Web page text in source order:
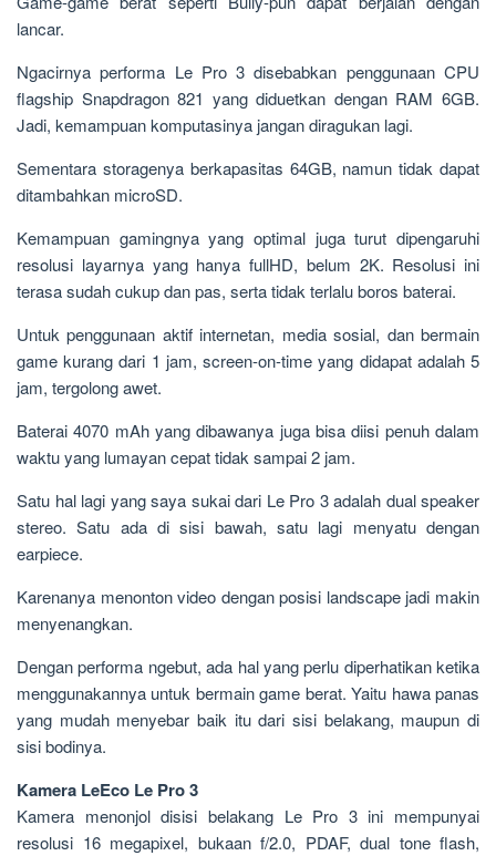
lancar.
Ngacirnya performa Le Pro 3 disebabkan penggunaan CPU
flagship Snapdragon 821 yang diduetkan dengan RAM 6GB.
Jadi, kemampuan komputasinya jangan diragukan lagi.
Sementara storagenya berkapasitas 64GB, namun tidak dapat
ditambahkan microSD.
Kemampuan gamingnya yang optimal juga turut dipengaruhi
resolusi layarnya yang hanya fullHD, belum 2K. Resolusi ini
terasa sudah cukup dan pas, serta tidak terlalu boros baterai.
Untuk penggunaan aktif internetan, media sosial, dan bermain
game kurang dari 1 jam, screen-on-time yang didapat adalah 5
jam, tergolong awet.
Baterai 4070 mAh yang dibawanya juga bisa diisi penuh dalam
waktu yang lumayan cepat tidak sampai 2 jam.
Satu hal lagi yang saya sukai dari Le Pro 3 adalah dual speaker
stereo. Satu ada di sisi bawah, satu lagi menyatu dengan
earpiece.
Karenanya menonton video dengan posisi landscape jadi makin
menyenangkan.
Dengan performa ngebut, ada hal yang perlu diperhatikan ketika
menggunakannya untuk bermain game berat. Yaitu hawa panas
yang mudah menyebar baik itu dari sisi belakang, maupun di
sisi bodinya.
Kamera LeEco Le Pro 3
Kamera menonjol disisi belakang Le Pro 3 ini mempunyai
resolusi 16 megapixel, bukaan f/2.0, PDAF, dual tone flash,